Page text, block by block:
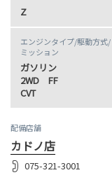
Z
エンジンタイプ/駆動方式/
ミッション
ガソリン
2WD FF
CVT
配備店舗
カドノ店
075-321-3001